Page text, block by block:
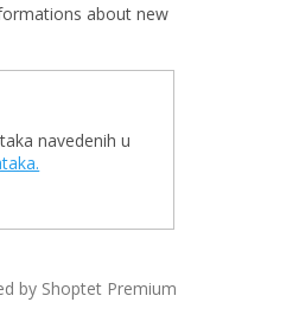
about new
navedenih u
by Shoptet Premium